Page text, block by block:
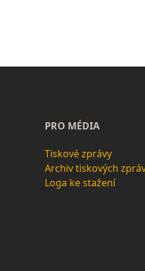
PRO MÉDIA
Tiskové zprávy
Archiv tiskových
Loga ke stažení